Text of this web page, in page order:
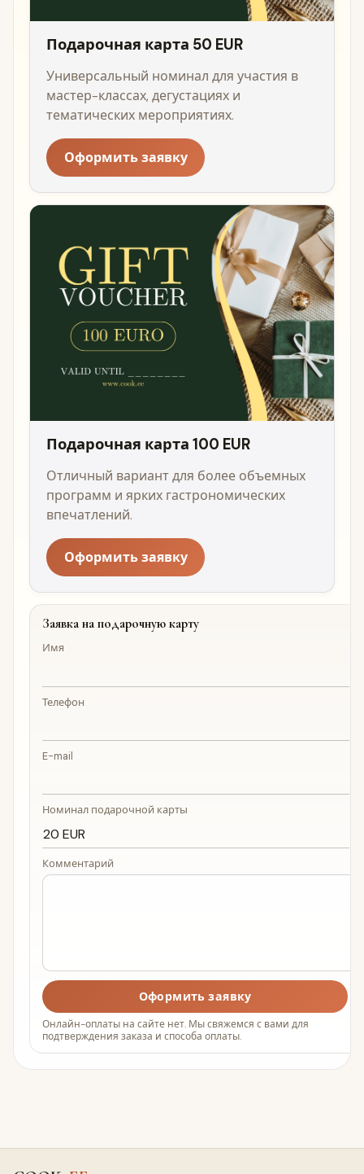
Подарочная карта 50 EUR
Универсальный номинал для участия в
мастер-классах, дегустациях и
тематических мероприятиях.
Оформить заявку
Подарочная карта 100 EUR
Отличный вариант для более объемных
программ и ярких гастрономических
впечатлений.
Оформить заявку
Заявка на подарочную карту
Имя
Телефон
E-mail
Номинал подарочной карты
Комментарий
Оформить заявку
Онлайн-оплаты на сайте нет. Мы свяжемся с вами для
подтверждения заказа и способа оплаты.